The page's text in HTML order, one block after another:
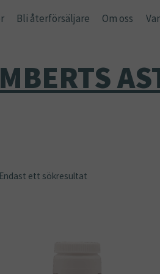
Bli återförsäljare Om oss
Endast ett sökresultat